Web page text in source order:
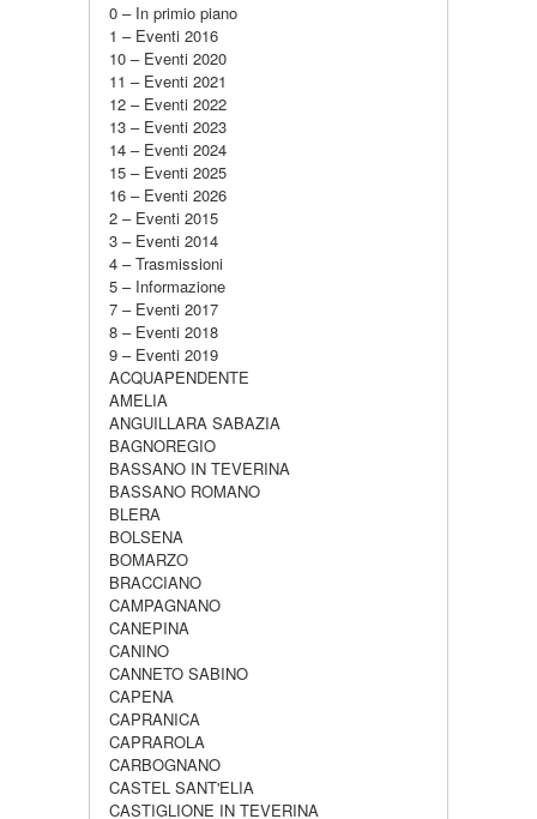
0 – In primio piano
1 – Eventi 2016
10 – Eventi 2020
11 – Eventi 2021
12 – Eventi 2022
13 – Eventi 2023
14 – Eventi 2024
15 – Eventi 2025
16 – Eventi 2026
2 – Eventi 2015
3 – Eventi 2014
4 – Trasmissioni
5 – Informazione
7 – Eventi 2017
8 – Eventi 2018
9 – Eventi 2019
ACQUAPENDENTE
AMELIA
ANGUILLARA SABAZIA
BAGNOREGIO
BASSANO IN TEVERINA
BASSANO ROMANO
BLERA
BOLSENA
BOMARZO
BRACCIANO
CAMPAGNANO
CANEPINA
CANINO
CANNETO SABINO
CAPENA
CAPRANICA
CAPRAROLA
CARBOGNANO
CASTEL SANT'ELIA
CASTIGLIONE IN TEVERINA